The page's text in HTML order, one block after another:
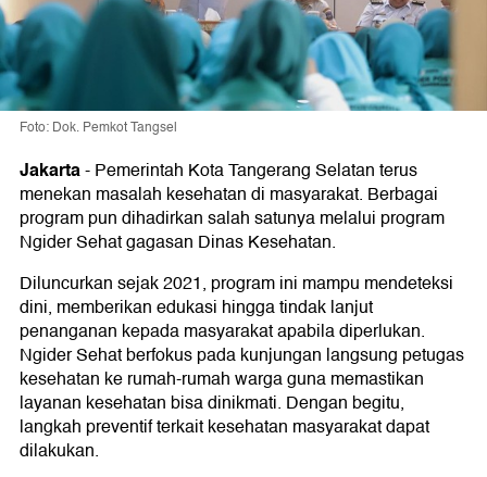
Foto: Dok. Pemkot Tangsel
Jakarta-Pemerintah Kota Tangerang Selatan terus
menekan masalah kesehatan di masyarakat. Berbagai
program pun dihadirkan salah satunya melalui program
Ngider Sehat gagasan Dinas Kesehatan.
Diluncurkan sejak 2021, program ini mampu mendeteksi
dini, memberikan edukasi hingga tindak lanjut
penanganan kepada masyarakat apabila diperlukan.
Ngider Sehat berfokus pada kunjungan langsung petugas
kesehatan ke rumah-rumah warga guna memastikan
layanan kesehatan bisa dinikmati. Dengan begitu,
langkah preventif terkait kesehatan masyarakat dapat
dilakukan.